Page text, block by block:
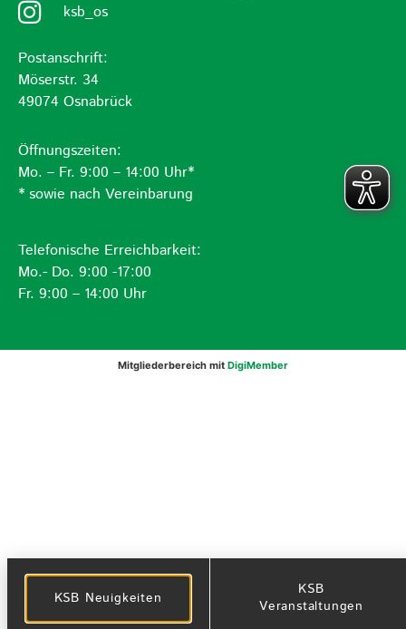
ksb_os
Postanschrift:
Möserstr. 34
49074 Osnabrück
Öffnungszeiten:
Mo. – Fr. 9:00 – 14:00 Uhr*
* sowie nach Vereinbarung
Telefonische Erreichbarkeit:
Mo.- Do. 9:00 -17:00
Fr. 9:00 – 14:00 Uhr
Mitgliederbereich mit DigiMember
KSB Neuigkeiten
KSB
Veranstaltungen